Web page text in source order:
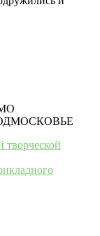
творческой